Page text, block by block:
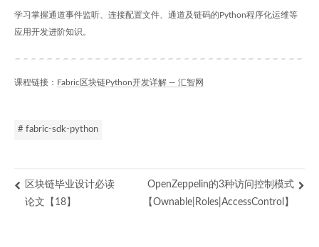
学习掌握通道事件监听、连接配置文件、通道及链码的Python程序化运维等
应用开发进阶知识。
课程链接： Fabric区块链Python开发详解 — 汇智网
# fabric-sdk-python
区块链毕业设计必读
论文【18】
OpenZeppelin的3种访问控制模式
【Ownable|Roles|AccessControl】